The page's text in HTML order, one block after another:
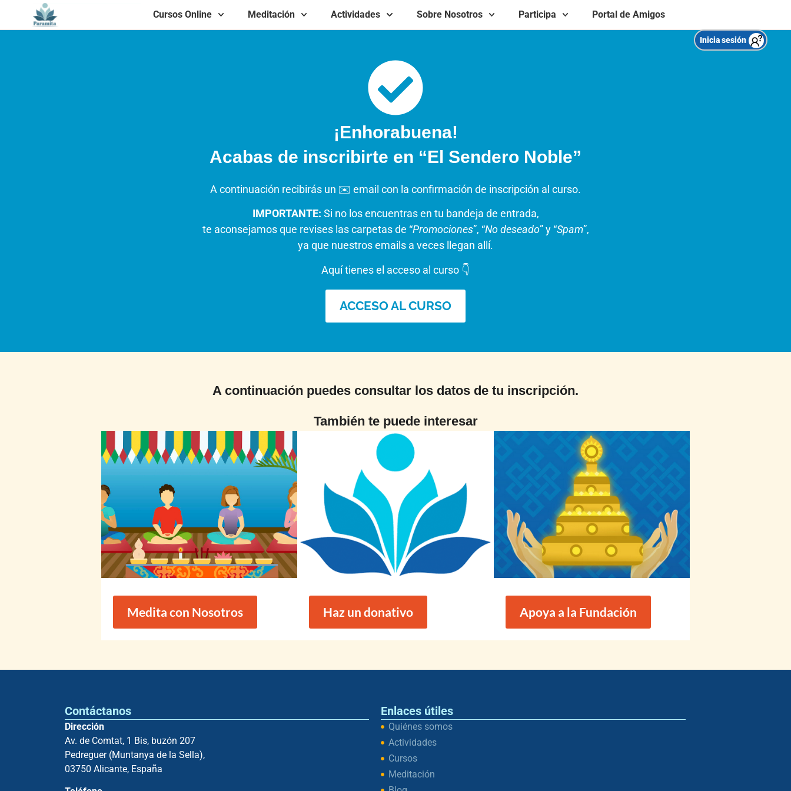
Inicia sesión
Cursos Online Meditación Actividades Sobre Nosotros Participa Portal de Amigos
¡Enhorabuena!
Acabas de inscribirte en “El Sendero Noble”
A continuación recibirás un ✉️ email con la confirmación de inscripción al curso.
IMPORTANTE: Si no los encuentras en tu bandeja de entrada,
te aconsejamos que revises las carpetas de “Promociones”, “No deseado” y “Spam”,
ya que nuestros emails a veces llegan allí.
Aquí tienes el acceso al curso 👇
ACCESO AL CURSO
A continuación puedes consultar los datos de tu inscripción.
También te puede interesar
Medita con Nosotros Haz un donativo Apoya a la Fundación
Contáctanos
Dirección
Av. de Comtat, 1 Bis, buzón 207
Pedreguer (Muntanya de la Sella),
03750 Alicante, España
Enlaces útiles
Quiénes somos
Actividades
Cursos
Meditación